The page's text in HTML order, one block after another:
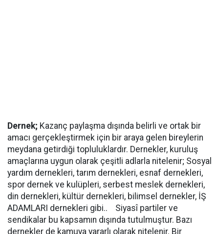
Dernek; Kazanç paylaşma dışında belirli ve ortak bir
amacı gerçekleştirmek için bir araya gelen bireylerin
meydana getirdiği topluluklardır. Dernekler, kuruluş
amaçlarına uygun olarak çeşitli adlarla nitelenir; Sosyal
yardım dernekleri, tarım dernekleri, esnaf dernekleri,
spor dernek ve kulüpleri, serbest meslek dernekleri,
din dernekleri, kültür dernekleri, bilimsel dernekler, İŞ
ADAMLARI dernekleri gibi.. Siyasî partiler ve
sendikalar bu kapsamın dışında tutulmuştur. Bazı
dernekler de kamuya yararlı olarak nitelenir. Bir